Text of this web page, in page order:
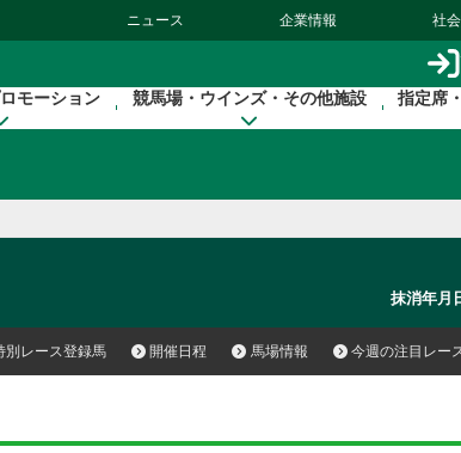
ニュース 企業情報 社
モーション 競馬場・ウインズ・その他施設 指定席
抹消年月
別レース登録馬 開催日程 馬場情報 今週の注目レー